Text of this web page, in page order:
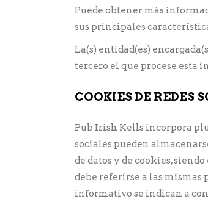
Puede obtener más
sus principales
La(s) entidad(es)
tercero el que procese esta
COOKIES DE REDES
Pub Irish Kells incorpora
sociales pueden
de datos y de cookies,
debe referirse a las mismas
informativo se indican a